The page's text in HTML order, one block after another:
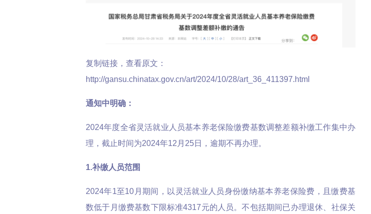
复制链接，查看原文：
http://gansu.chinatax.gov.cn/art/2024/10/28/art_36_411397.html
通知中明确：
2024年度全省灵活就业人员基本养老保险缴费基数调整差额补缴工作集中办
理，截止时间为2024年12月25日，逾期不再办理。
1.补缴人员范围
2024年1至10月期间，以灵活就业人员身份缴纳基本养老保险费，且缴费基
数低于月缴费基数下限标准4317元的人员。不包括期间已办理退休、社保关